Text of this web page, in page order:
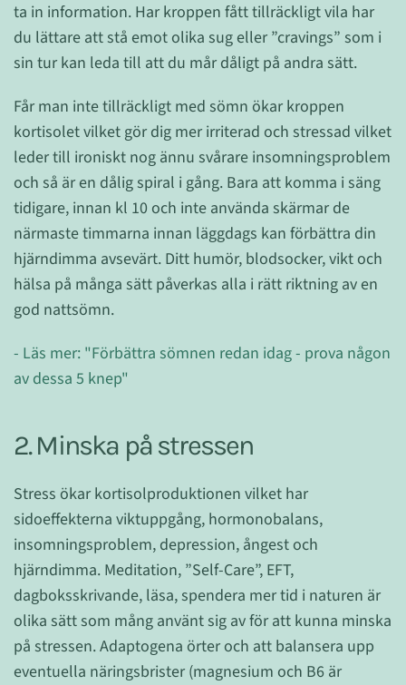
ta in information. Har kroppen fått tillräckligt vila har
du lättare att stå emot olika sug eller ”cravings” som i
sin tur kan leda till att du mår dåligt på andra sätt.
Får man inte tillräckligt med sömn ökar kroppen
kortisolet vilket gör dig mer irriterad och stressad vilket
leder till ironiskt nog ännu svårare insomningsproblem
och så är en dålig spiral i gång. Bara att komma i säng
tidigare, innan kl 10 och inte använda skärmar de
närmaste timmarna innan läggdags kan förbättra din
hjärndimma avsevärt. Ditt humör, blodsocker, vikt och
hälsa på många sätt påverkas alla i rätt riktning av en
god nattsömn.
- Läs mer: "Förbättra sömnen redan idag - prova någon
av dessa 5 knep"
2. Minska på stressen
Stress ökar kortisolproduktionen vilket har
sidoeffekterna viktuppgång, hormonobalans,
insomningsproblem, depression, ångest och
hjärndimma. Meditation, ”Self-Care”, EFT,
dagboksskrivande, läsa, spendera mer tid i naturen är
olika sätt som mång använt sig av för att kunna minska
på stressen. Adaptogena örter och att balansera upp
eventuella näringsbrister (magnesium och B6 är